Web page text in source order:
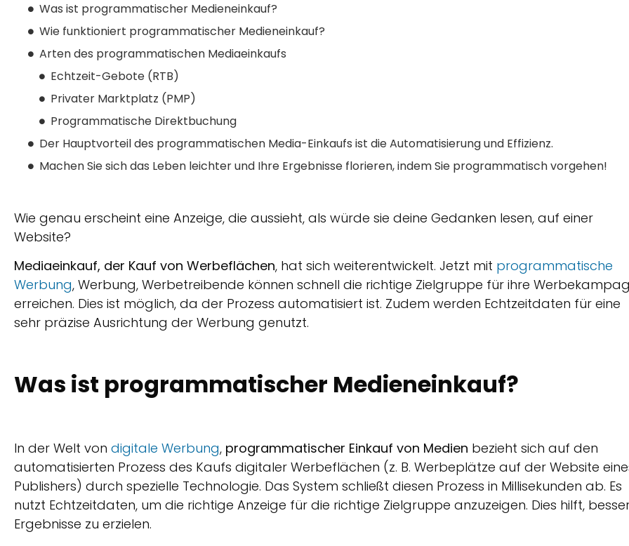
Was ist programmatischer Medieneinkauf?
Wie funktioniert programmatischer Medieneinkauf?
Arten des programmatischen Mediaeinkaufs
Echtzeit-Gebote (RTB)
Privater Marktplatz (PMP)
Programmatische Direktbuchung
Der Hauptvorteil des programmatischen Media-Einkaufs ist die Automatisierung und Effizienz.
Machen Sie sich das Leben leichter und Ihre Ergebnisse florieren, indem Sie programmatisch vorgehen!
Wie genau erscheint eine Anzeige, die aussieht, als würde sie deine Gedanken lesen, auf einer
Website?
Mediaeinkauf, der Kauf von Werbeflächen, hat sich weiterentwickelt. Jetzt mit programmatische
Werbung, Werbung, Werbetreibende können schnell die richtige Zielgruppe für ihre
erreichen. Dies ist möglich, da der Prozess automatisiert ist. Zudem werden Echtzeitdaten für eine
sehr präzise Ausrichtung der Werbung genutzt.
Was ist programmatischer Medieneinkauf?
In der Welt von digitale Werbung, programmatischer Einkauf von Medien bezieht sich auf den
automatisierten Prozess des Kaufs digitaler Werbeflächen (z. B. Werbeplätze auf der Website
Publishers) durch spezielle Technologie. Das System schließt diesen Prozess in Millisekunden ab. Es
nutzt Echtzeitdaten, um die richtige Anzeige für die richtige Zielgruppe anzuzeigen. Dies hilft,
Ergebnisse zu erzielen.